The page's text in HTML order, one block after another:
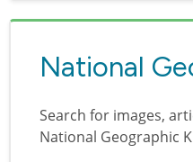
National
Search for images,
National Geographic